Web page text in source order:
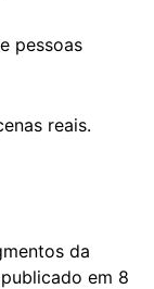
pessoas
reais.
da
publicado em 8